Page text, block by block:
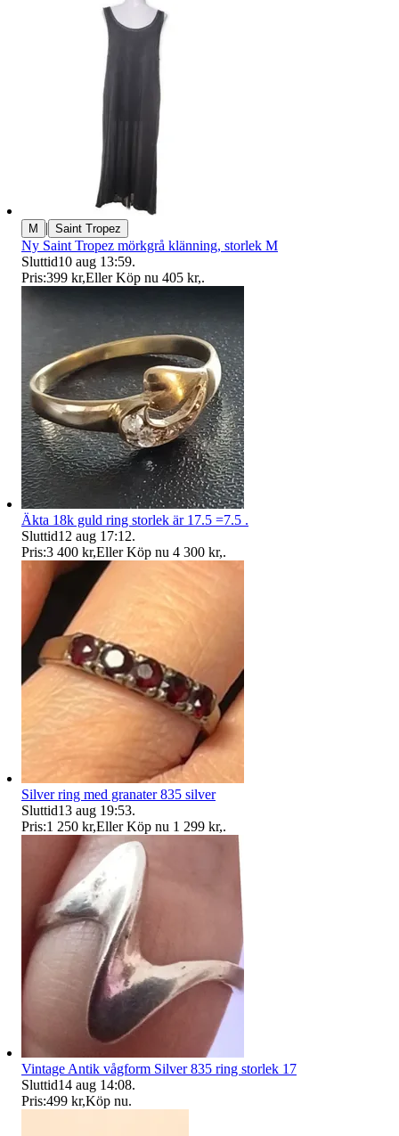
M | Saint Tropez
Ny Saint Tropez mörkgrå klänning, storlek M
Sluttid10 aug 13:59.
Pris:399 kr,Eller Köp nu 405 kr,.
Äkta 18k guld ring storlek är 17.5 =7.5 .
Sluttid12 aug 17:12.
Pris:3 400 kr,Eller Köp nu 4 300 kr,.
Silver ring med granater 835 silver
Sluttid13 aug 19:53.
Pris:1 250 kr,Eller Köp nu 1 299 kr,.
Vintage Antik vågform Silver 835 ring storlek 17
Sluttid14 aug 14:08.
Pris:499 kr,Köp nu.